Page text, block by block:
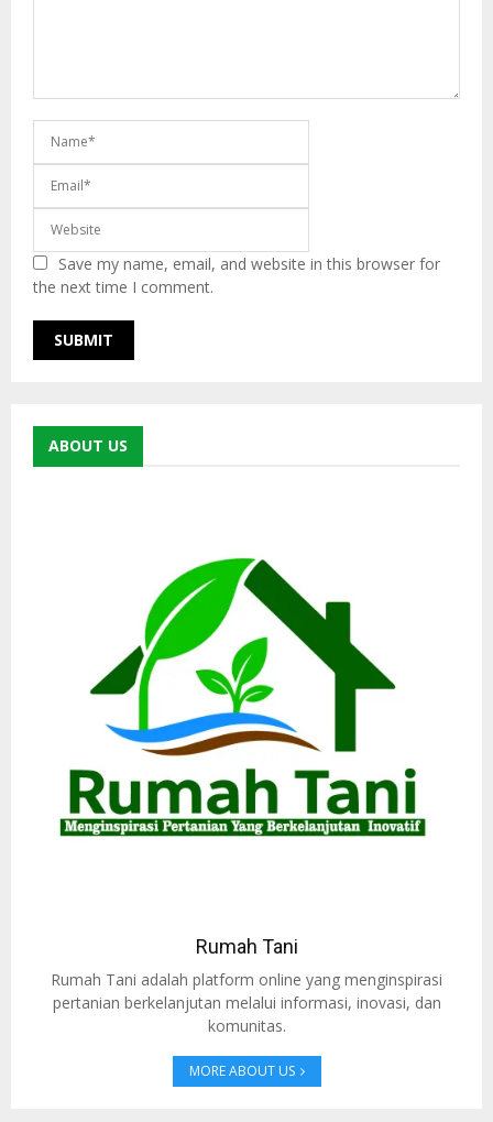
Save my name, email, and website in this browser for
the next time I comment.
ABOUT US
Rumah Tani
Rumah Tani adalah platform online yang menginspirasi
pertanian berkelanjutan melalui informasi, inovasi, dan
komunitas.
MORE ABOUT US